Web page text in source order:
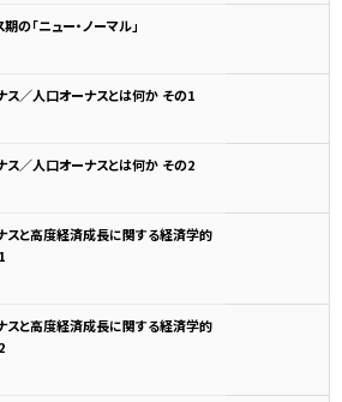
の「ニュー・ノーマル」
／人口オーナスとは何か その1
／人口オーナスとは何か その2
と高度経済成長に関する経済学的
と高度経済成長に関する経済学的